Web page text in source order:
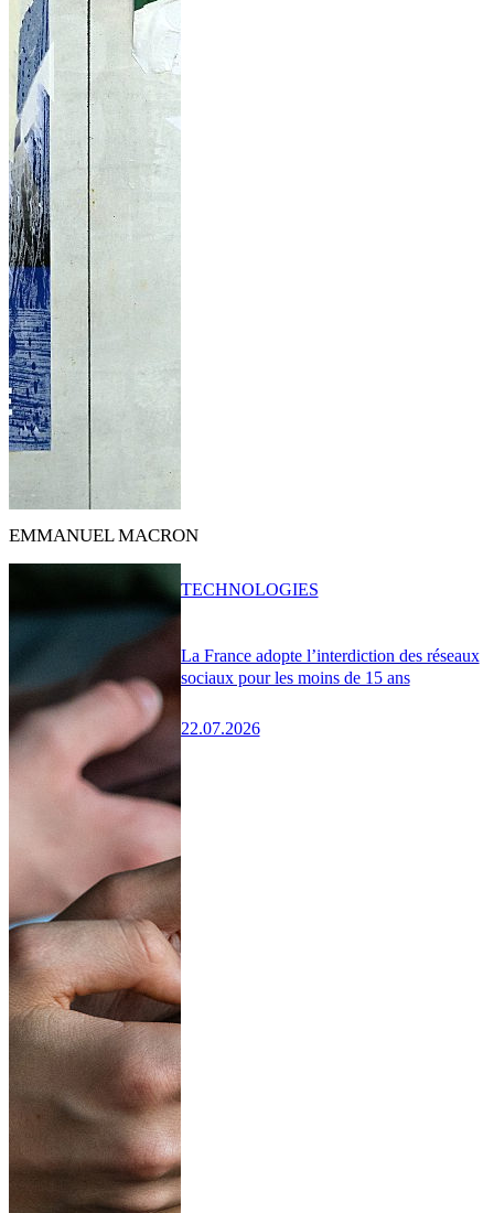
EMMANUEL MACRON
La France adopte l’interdiction des réseaux
sociaux pour les moins de 15 ans
22.07.2026
TECHNOLOGIES